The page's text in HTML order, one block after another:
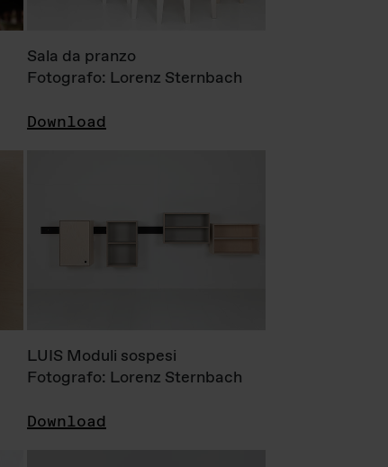
Sala da pranzo
Fotografo: Lorenz Sternbach
Download
LUIS Moduli sospesi
Fotografo: Lorenz Sternbach
Download